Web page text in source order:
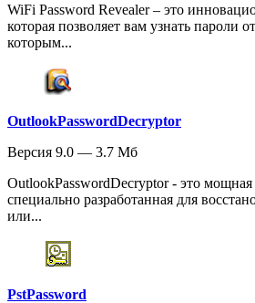
WiFi Password Revealer – это
которая позволяет вам узнать пароли
которым...
OutlookPasswordDecryptor
Версия 9.0 — 3.7 Мб
OutlookPasswordDecryptor - это
специально разработанная для
или...
PstPassword